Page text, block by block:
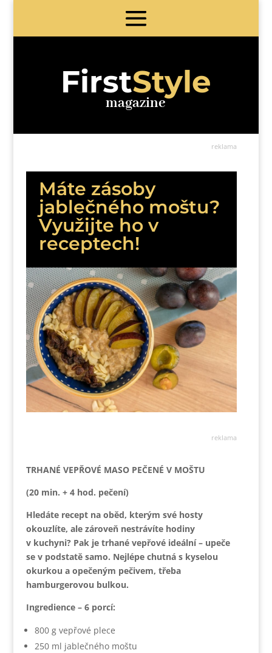
FirstStyle
magazine
reklama
Máte zásoby
jablečného moštu?
Využijte ho v
receptech!
reklama
TRHANÉ VEPŘOVÉ MASO PEČENÉ V MOŠTU
(20 min. + 4 hod. pečení)
Hledáte recept na oběd, kterým své hosty
okouzlíte, ale zároveň nestrávíte hodiny
v kuchyni? Pak je trhané vepřové ideální – upeče
se v podstatě samo. Nejlépe chutná s kyselou
okurkou a opečeným pečivem, třeba
hamburgerovou bulkou.
Ingredience – 6 porcí:
800 g vepřové plece
250 ml jablečného moštu